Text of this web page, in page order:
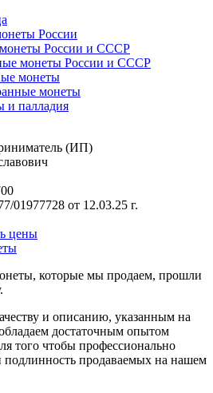
России
России и СССР
монеты России и СССР
монеты
монеты
и палладия
(ИП)
01977728 от 12.03.25 г.
цены
которые мы продаем, прошли
и описанию, указанным на
достаточным опытом
того чтобы профессионально
подлинность продаваемых на нашем